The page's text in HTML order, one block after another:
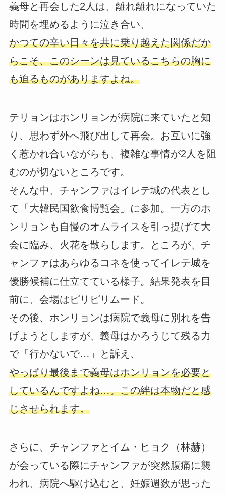
義母と再会した2人は、離れ離れになっていた
時間を埋めるように泣き合い、
かつての辛い日々を共に乗り越えた関係だか
らこそ、このシーンは見ているこちらの胸に
も迫るものがありますよね。
テリョンはホンリョンが病院に来ていたと知
り、思わず外へ飛び出して再会。お互いに強
く惹かれ合いながらも、複雑な事情が2人を阻
むのが切ないところです。
そんな中、チャンファはイレテ城の代表とし
て「大韓民国飲食博覧会」に参加。一方のホ
ンリョンも自慢のオムライスを引っ提げて大
会に臨み、火花を散らします。ところが、チ
ャンファはあらゆるコネを使ってイレテ城を
優勝候補に仕立てている様子。結果発表を目
前に、会場はピリピリムード。
その後、ホンリョンは病院で義母に別れを告
げようとしますが、義母はかろうじて残る力
で「行かないで…」と訴え、
やっぱり最後まで義母はホンリョンを必要と
しているんですよね…。この絆は本物だと感
じさせられます。
さらに、チャンファとイム・ヒョク（林赫）
が会っている際にチャンファが突然腹痛に襲
われ、病院へ駆け込むと、妊娠週数が思った